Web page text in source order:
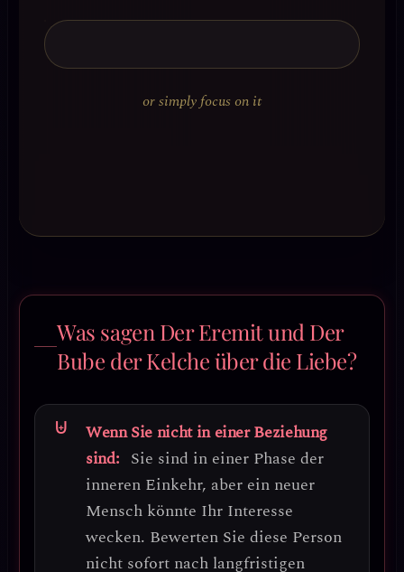
or simply focus on it
Was sagen Der Eremit und Der
Bube der Kelche über die Liebe?
Wenn Sie nicht in einer Beziehung
sind: Sie sind in einer Phase der
inneren Einkehr, aber ein neuer
Mensch könnte Ihr Interesse
wecken. Bewerten Sie diese Person
nicht sofort nach langfristigen